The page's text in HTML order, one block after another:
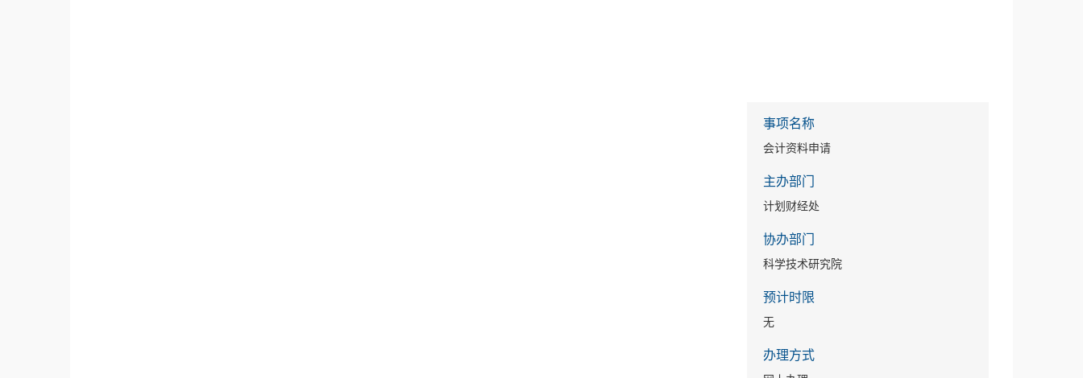
事项名称
会计资料申请
主办部门
计划财经处
协办部门
科学技术研究院
预计时限
无
办理方式